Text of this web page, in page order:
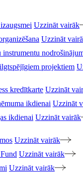
Uzzināt vairāk
Uzzināt
projektiem
kredītkarte Uzzināt
ikdienai Uzzināt
ikdienai Uzzināt vairāk
Uzzināt vairāk
Uzzināt vairāk
Uzzināt vairāk